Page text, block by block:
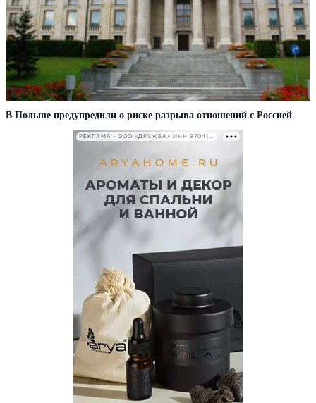
В Польше предупредили о риске разрыва отношений с Россией
РЕКЛАМА • ООО «ДРУЖБА» ИНН 9704146411